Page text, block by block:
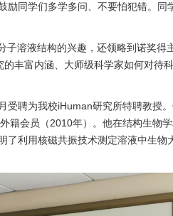
同学们多学多问、不要怕犯错。
溶液结构的兴趣，还领略到诺奖得
丰富内涵、大师级科学家如何对待
聘为我校iHuman研究所特聘教授
会员（2010年）。他在结构生物
利用核磁共振技术测定溶液中生物